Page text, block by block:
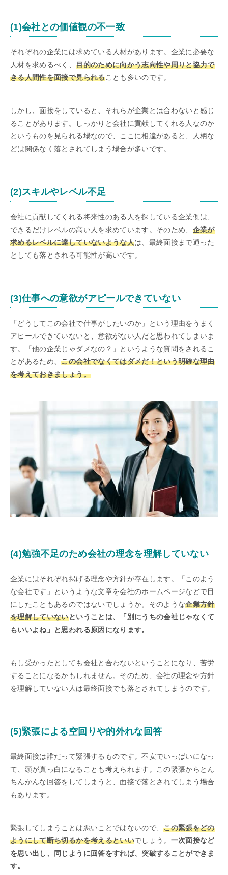
(1)会社との価値観の不一致
それぞれの企業には求めている人材があります。企業に必要な
人材を求めるべく、目的のために向かう志向性や周りと協力で
きる人間性を面接で見られることも多いのです。
しかし、面接をしていると、それらが企業とは合わないと感じ
ることがあります。しっかりと会社に貢献してくれる人なのか
というものを見られる場なので、ここに相違があると、人柄な
どは関係なく落とされてしまう場合が多いです。
(2)スキルやレベル不足
会社に貢献してくれる将来性のある人を探している企業側は、
できるだけレベルの高い人を求めています。そのため、 企業が
求めるレベルに達していないような人は、最終面接まで通った
としても落とされる可能性が高いです。
(3)仕事への意欲がアピールできていない
「どうしてこの会社で仕事がしたいのか」という理由をうまく
アピールできていないと、意欲がない人だと思われてしまいま
す。「他の企業じゃダメなの？」というような質問をされるこ
とがあるため、この会社でなくてはダメだ！という明確な理由
を考えておきましょう。
(4)勉強不足のため会社の理念を理解していない
企業にはそれぞれ掲げる理念や方針が存在します。「このよう
な会社です」というような文章を会社のホームページなどで目
にしたこともあるのではないでしょうか。そのような企業方針
を理解していないということは、「別にうちの会社じゃなくて
もいいよね」と思われる原因になります。
もし受かったとしても会社と合わないということになり、苦労
することになるかもしれません。そのため、会社の理念や方針
を理解していない人は最終面接でも落とされてしまうのです。
(5)緊張による空回りや的外れな回答
最終面接は誰だって緊張するものです。不安でいっぱいになっ
て、頭が真っ白になることも考えられます。この緊張からとん
ちんかんな回答をしてしまうと、面接で落とされてしまう場合
もあります。
緊張してしまうことは悪いことではないので、この緊張をどの
ようにして断ち切るかを考えるといいでしょう。 一次面接など
を思い出し、同じように回答をすれば、突破することができま
す。